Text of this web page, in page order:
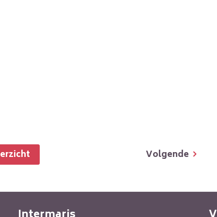
Volgende